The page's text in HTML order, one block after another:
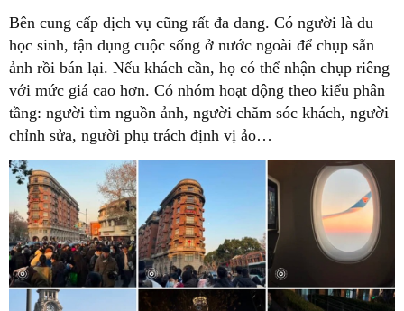
Bên cung cấp dịch vụ cũng rất đa dang. Có người là du
học sinh, tận dụng cuộc sống ở nước ngoài để chụp sẵn
ảnh rồi bán lại. Nếu khách cần, họ có thể nhận chụp riêng
với mức giá cao hơn. Có nhóm hoạt động theo kiểu phân
tầng: người tìm nguồn ảnh, người chăm sóc khách, người
chỉnh sửa, người phụ trách định vị ảo…